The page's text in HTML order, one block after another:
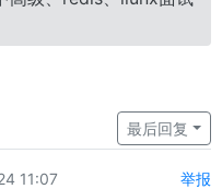
最后回复
11:07 举报